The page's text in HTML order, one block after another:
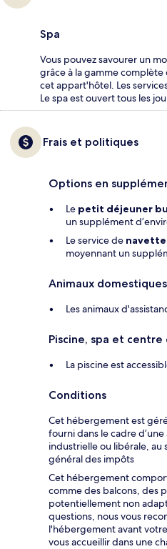
Spa
Vous pouvez savourer un
grâce à la gamme complète
cet appart'hôtel. Les
Le spa est ouvert tous les
Frais et politiques
Options en
Le petit déjeuner
un supplément
Le service de
moyennant un
Animaux domestiques
Les animaux
Piscine, spa et
La piscine est
Conditions
Cet hébergement est
fourni dans le cadre
industrielle ou libérale, au
général des impôts
Cet hébergement
comme des balcons, des
potentiellement non
questions, nous vous
l'hébergement avant
vous accueillir dans une